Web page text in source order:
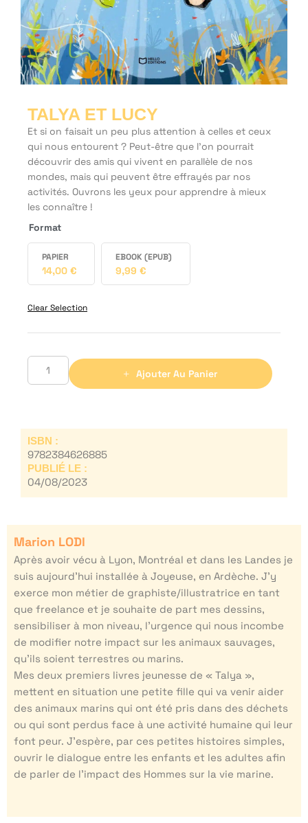
TALYA ET LUCY
Et si on faisait un peu plus attention à celles et ceux
qui nous entourent ? Peut-être que l’on pourrait
découvrir des amis qui vivent en parallèle de nos
mondes, mais qui peuvent être effrayés par nos
activités. Ouvrons les yeux pour apprendre à mieux
les connaître !
Format
PAPIER
14,00 €
EBOOK (EPUB)
9,99 €
Clear Selection
Ajouter Au Panier
ISBN :
9782384626885
PUBLIÉ LE :
04/08/2023
Marion LODI
Après avoir vécu à Lyon, Montréal et dans les Landes je
suis aujourd’hui installée à Joyeuse, en Ardèche. J’y
exerce mon métier de graphiste/illustratrice en tant
que freelance et je souhaite de part mes dessins,
sensibiliser à mon niveau, l’urgence qui nous incombe
de modifier notre impact sur les animaux sauvages,
qu’ils soient terrestres ou marins.
Mes deux premiers livres jeunesse de « Talya »,
mettent en situation une petite fille qui va venir aider
des animaux marins qui ont été pris dans des déchets
ou qui sont perdus face à une activité humaine qui leur
font peur. J’espère, par ces petites histoires simples,
ouvrir le dialogue entre les enfants et les adultes afin
de parler de l’impact des Hommes sur la vie marine.